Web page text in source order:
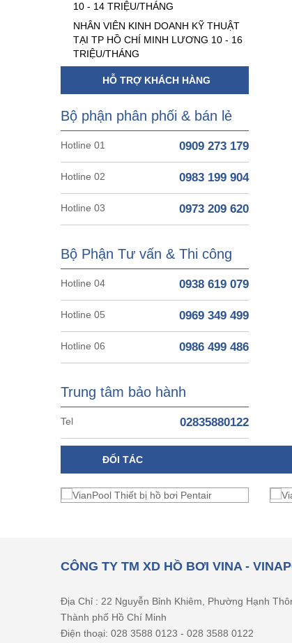
10 - 14 TRIỆU/THÁNG
NHÂN VIÊN KINH DOANH KỸ THUẬT
TẠI TP HỒ CHÍ MINH LƯƠNG 10 - 16
TRIỆU/THÁNG
HỖ TRỢ KHÁCH HÀNG
Bộ phận phân phối & bán lẻ
Hotline 01 0909 273 179
Hotline 02 0983 199 904
Hotline 03 0973 209 620
Bộ Phận Tư vấn & Thi công
Hotline 04 0938 619 079
Hotline 05 0969 349 499
Hotline 06 0986 499 486
Trung tâm bảo hành
Tel 02835880122
ĐỐI TÁC
CÔNG TY TM XD HỒ BƠI VINA -
Địa Chỉ : 22 Nguyễn Bỉnh Khiêm, Phường Hạnh
Thành phố Hồ Chí Minh
Điện thoại: 028 3588 0123 - 028 3588 0122